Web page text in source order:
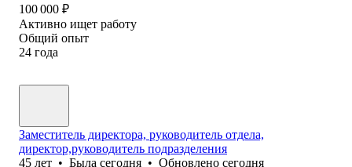
100 000 ₽
Активно ищет работу
Общий опыт
24 года
Заместитель директора, руководитель отдела,
директор,руководитель подразделения
45 лет • Была сегодня • Обновлено сегодня